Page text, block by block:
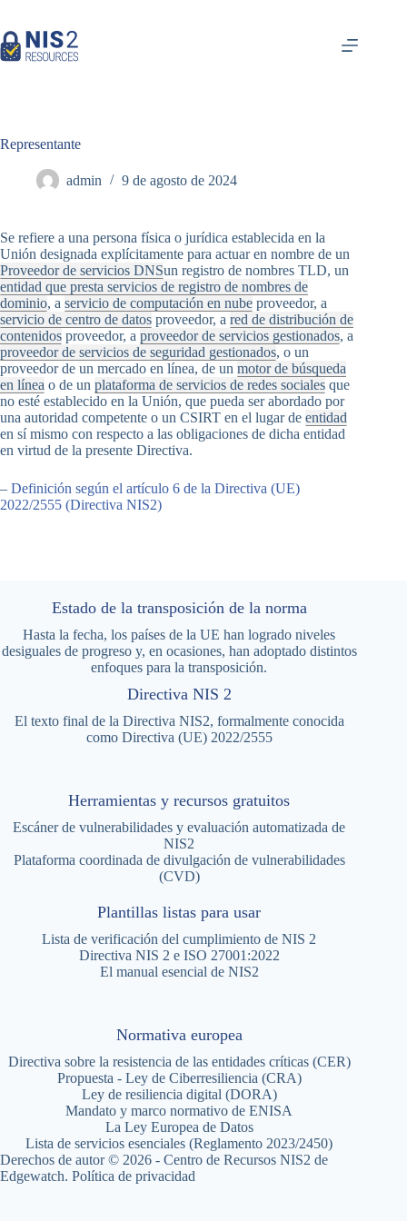
contenido
Representante
admin 9 de agosto de 2024
Se refiere a una persona física o jurídica establecida en la
Unión designada explícitamente para actuar en nombre de un
Proveedor de servicios DNSun registro de nombres TLD, un
entidad que presta servicios de registro de nombres de
dominio, a servicio de computación en nube proveedor, a
servicio de centro de datos proveedor, a red de distribución de
contenidos proveedor, a proveedor de servicios gestionados, a
proveedor de servicios de seguridad gestionados, o un
proveedor de un mercado en línea, de un motor de búsqueda
en línea o de un plataforma de servicios de redes sociales que
no esté establecido en la Unión, que pueda ser abordado por
una autoridad competente o un CSIRT en el lugar de entidad
en sí mismo con respecto a las obligaciones de dicha entidad
en virtud de la presente Directiva.
– Definición según el artículo 6 de la Directiva (UE)
2022/2555 (Directiva NIS2)
Estado de la transposición de la norma
Hasta la fecha, los países de la UE han logrado niveles
desiguales de progreso y, en ocasiones, han adoptado distintos
enfoques para la transposición.
Directiva NIS 2
El texto final de la Directiva NIS2, formalmente conocida
como Directiva (UE) 2022/2555
Herramientas y recursos gratuitos
Escáner de vulnerabilidades y evaluación automatizada de
NIS2
Plataforma coordinada de divulgación de vulnerabilidades
(CVD)
Plantillas listas para usar
Lista de verificación del cumplimiento de NIS 2
Directiva NIS 2 e ISO 27001:2022
El manual esencial de NIS2
Normativa europea
Directiva sobre la resistencia de las entidades críticas (CER)
Propuesta - Ley de Ciberresiliencia (CRA)
Ley de resiliencia digital (DORA)
Mandato y marco normativo de ENISA
La Ley Europea de Datos
Lista de servicios esenciales (Reglamento 2023/2450)
Derechos de autor © 2026 - Centro de Recursos NIS2 de
Edgewatch. Política de privacidad